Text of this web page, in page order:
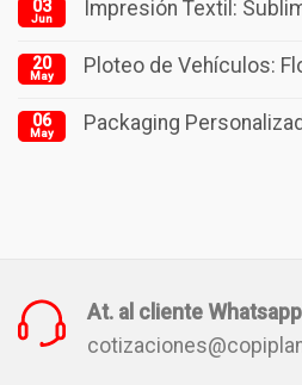
03
Jun Impresión Textil:
20
May Ploteo de Vehículos:
06
May Packaging
At. al cliente